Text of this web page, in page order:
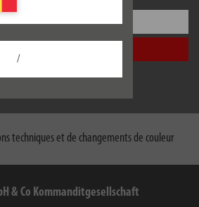
Configurer
/
techniques et de changements de couleur
& Co Kommanditgesellschaft